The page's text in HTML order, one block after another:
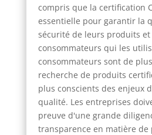
compris que la certification
essentielle pour garantir la
sécurité de leurs produits et
consommateurs qui les
consommateurs sont de
recherche de produits
plus conscients des enjeux
qualité. Les entreprises
preuve d'une grande
transparence en matière de